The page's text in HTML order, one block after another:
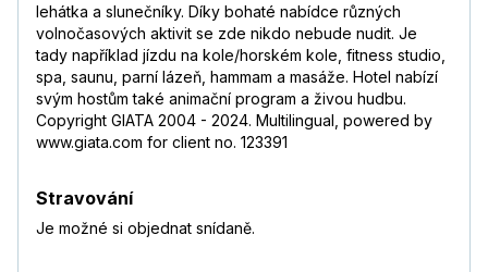
lehátka a slunečníky. Díky bohaté nabídce různých
volnočasových aktivit se zde nikdo nebude nudit. Je
tady například jízdu na kole/horském kole, fitness studio,
spa, saunu, parní lázeň, hammam a masáže. Hotel nabízí
svým hostům také animační program a živou hudbu.
Copyright GIATA 2004 - 2024. Multilingual, powered by
www.giata.com for client no. 123391
Stravování
Je možné si objednat snídaně.